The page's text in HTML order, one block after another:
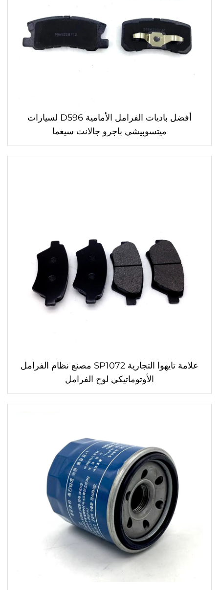
أفضل باديات الفرامل الأمامية D596 لسيارات
ميتسوبيشي باجرو جالانت سيغما
علامة تايهوا التجارية SP1072 مصنع نظام الفرامل
الأوتوماتيكي لوح الفرامل